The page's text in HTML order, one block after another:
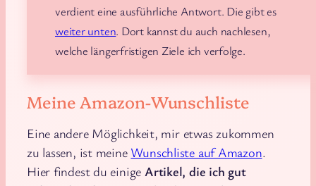
verdient eine ausführliche Antwort. Die gibt es
weiter unten. Dort kannst du auch nachlesen,
welche längerfristigen Ziele ich verfolge.
Meine Amazon-Wunschliste
Eine andere Möglichkeit, mir etwas zukommen
zu lassen, ist meine Wunschliste auf Amazon.
Hier findest du einige Artikel, die ich gut